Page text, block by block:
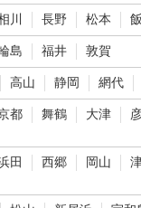
川 長野 松本
島 福井 敦賀
高山 静岡 網代
都 舞鶴 大津
田 西郷 岡山